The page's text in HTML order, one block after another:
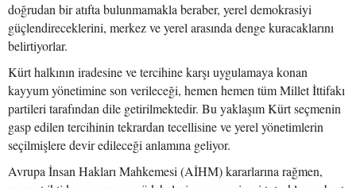
doğrudan bir atıfta bulunmamakla beraber, yerel demokrasiyi
güçlendireceklerini, merkez ve yerel arasında denge kuracaklarını
belirtiyorlar.
Kürt halkının iradesine ve tercihine karşı uygulamaya konan
kayyum yönetimine son verileceği, hemen hemen tüm Millet İttifakı
partileri tarafından dile getirilmektedir. Bu yaklaşım Kürt seçmenin
gasp edilen tercihinin tekrardan tecellisine ve yerel yönetimlerin
seçilmişlere devir edileceği anlamına geliyor.
Avrupa İnsan Hakları Mahkemesi (AİHM) kararlarına rağmen,